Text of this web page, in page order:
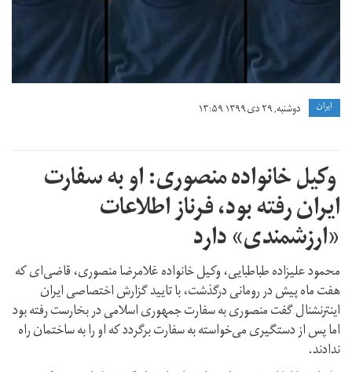
ايران دوشنبه, ۲۹ دی ۱۳۹۹ ۱۳:۵۹
وکیل خانواده منصوری: او به سفارت
ایران رفته بود، فرناز اطلاعات
«ارزشمندی» دارد
محمود علیزاده طباطبایی، وکیل خانواده غلامرضا منصوری، قاضی‌ای که
هفت ماه پیش در رومانی درگذشت، با تایید گزارش اختصاصی ایران
اینترنشنال گفت منصوری به سفارت جمهوری اسلامی در بخارست رفته بود
اما پس از دستگیری می‌خواسته به سفارت برگردد که او را به ساختمان راه
ندادند.